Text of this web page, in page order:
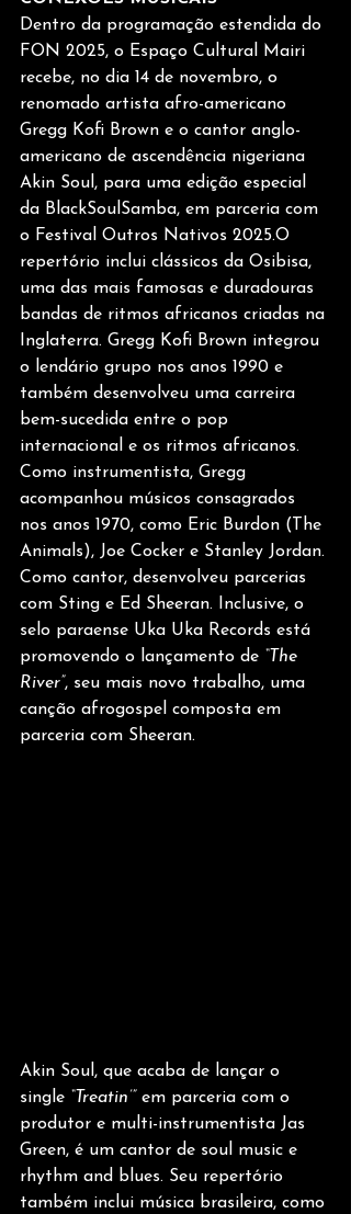
Dentro da programação estendida do
FON 2025, o Espaço Cultural Mairi
recebe, no dia 14 de novembro, o
renomado artista afro-americano
Gregg Kofi Brown e o cantor anglo-
americano de ascendência nigeriana
Akin Soul, para uma edição especial
da BlackSoulSamba, em parceria com
o Festival Outros Nativos 2025.O
repertório inclui clássicos da Osibisa,
uma das mais famosas e duradouras
bandas de ritmos africanos criadas na
Inglaterra. Gregg Kofi Brown integrou
o lendário grupo nos anos 1990 e
também desenvolveu uma carreira
bem-sucedida entre o pop
internacional e os ritmos africanos.
Como instrumentista, Gregg
acompanhou músicos consagrados
nos anos 1970, como Eric Burdon (The
Animals), Joe Cocker e Stanley Jordan.
Como cantor, desenvolveu parcerias
com Sting e Ed Sheeran. Inclusive, o
selo paraense Uka Uka Records está
promovendo o lançamento de “The
River”, seu mais novo trabalho, uma
canção afrogospel composta em
parceria com Sheeran.
Akin Soul, que acaba de lançar o
single “Treatin’” em parceria com o
produtor e multi-instrumentista Jas
Green, é um cantor de soul music e
rhythm and blues. Seu repertório
também inclui música brasileira, como